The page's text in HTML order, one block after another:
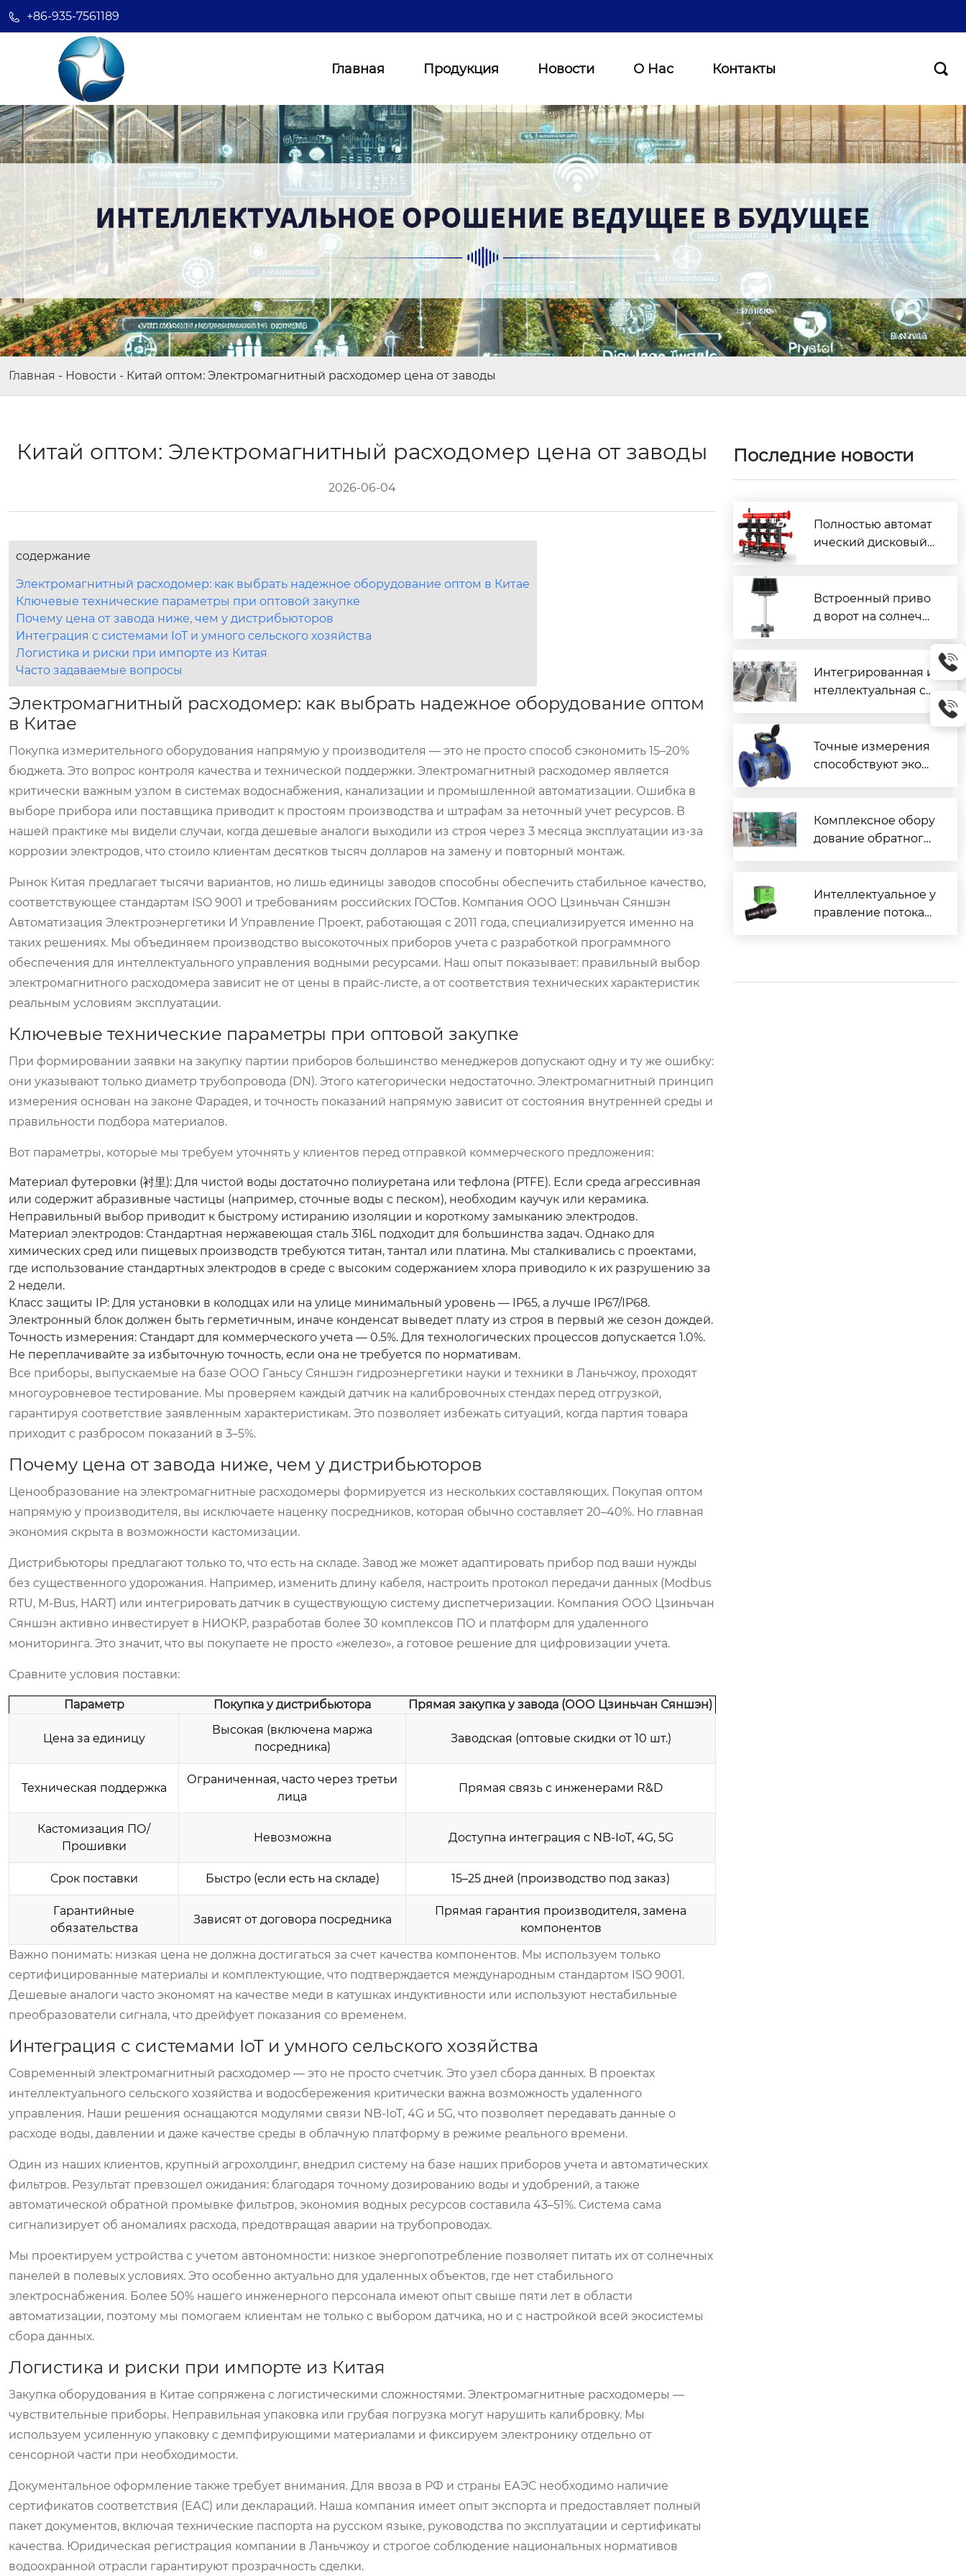
+86-935-7561189
Главная Продукция Новости О Нас Контакты 
Главная - Новости - Китай оптом: Электромагнитный расходомер цена от заводы
Китай оптом: Электромагнитный расходомер цена от заводы
2026-06-04
содержание
Электромагнитный расходомер: как выбрать надежное оборудование оптом в Китае
Ключевые технические параметры при оптовой закупке
Почему цена от завода ниже, чем у дистрибьюторов
Интеграция с системами IoT и умного сельского хозяйства
Логистика и риски при импорте из Китая
Часто задаваемые вопросы
Электромагнитный расходомер: как выбрать надежное оборудование оптом
в Китае
Покупка измерительного оборудования напрямую у производителя — это не просто способ сэкономить 15–20%
бюджета. Это вопрос контроля качества и технической поддержки. Электромагнитный расходомер является
критически важным узлом в системах водоснабжения, канализации и промышленной автоматизации. Ошибка в
выборе прибора или поставщика приводит к простоям производства и штрафам за неточный учет ресурсов. В
нашей практике мы видели случаи, когда дешевые аналоги выходили из строя через 3 месяца эксплуатации из-за
коррозии электродов, что стоило клиентам десятков тысяч долларов на замену и повторный монтаж.
Рынок Китая предлагает тысячи вариантов, но лишь единицы заводов способны обеспечить стабильное качество,
соответствующее стандартам ISO 9001 и требованиям российских ГОСТов. Компания ООО Цзиньчан Сяншэн
Автоматизация Электроэнергетики И Управление Проект, работающая с 2011 года, специализируется именно на
таких решениях. Мы объединяем производство высокоточных приборов учета с разработкой программного
обеспечения для интеллектуального управления водными ресурсами. Наш опыт показывает: правильный выбор
электромагнитного расходомера зависит не от цены в прайс-листе, а от соответствия технических характеристик
реальным условиям эксплуатации.
Ключевые технические параметры при оптовой закупке
При формировании заявки на закупку партии приборов большинство менеджеров допускают одну и ту же ошибку:
они указывают только диаметр трубопровода (DN). Этого категорически недостаточно. Электромагнитный принцип
измерения основан на законе Фарадея, и точность показаний напрямую зависит от состояния внутренней среды и
правильности подбора материалов.
Вот параметры, которые мы требуем уточнять у клиентов перед отправкой коммерческого предложения:
Материал футеровки (衬里): Для чистой воды достаточно полиуретана или тефлона (PTFE). Если среда агрессивная
или содержит абразивные частицы (например, сточные воды с песком), необходим каучук или керамика.
Неправильный выбор приводит к быстрому истиранию изоляции и короткому замыканию электродов.
Материал электродов: Стандартная нержавеющая сталь 316L подходит для большинства задач. Однако для
химических сред или пищевых производств требуются титан, тантал или платина. Мы сталкивались с проектами,
где использование стандартных электродов в среде с высоким содержанием хлора приводило к их разрушению за
2 недели.
Класс защиты IP: Для установки в колодцах или на улице минимальный уровень — IP65, а лучше IP67/IP68.
Электронный блок должен быть герметичным, иначе конденсат выведет плату из строя в первый же сезон дождей.
Точность измерения: Стандарт для коммерческого учета — 0.5%. Для технологических процессов допускается 1.0%.
Не переплачивайте за избыточную точность, если она не требуется по нормативам.
Все приборы, выпускаемые на базе ООО Ганьсу Сяншэн гидроэнергетики науки и техники в Ланьчжоу, проходят
многоуровневое тестирование. Мы проверяем каждый датчик на калибровочных стендах перед отгрузкой,
гарантируя соответствие заявленным характеристикам. Это позволяет избежать ситуаций, когда партия товара
приходит с разбросом показаний в 3–5%.
Почему цена от завода ниже, чем у дистрибьюторов
Ценообразование на электромагнитные расходомеры формируется из нескольких составляющих. Покупая оптом
напрямую у производителя, вы исключаете наценку посредников, которая обычно составляет 20–40%. Но главная
экономия скрыта в возможности кастомизации.
Дистрибьюторы предлагают только то, что есть на складе. Завод же может адаптировать прибор под ваши нужды
без существенного удорожания. Например, изменить длину кабеля, настроить протокол передачи данных (Modbus
RTU, M-Bus, HART) или интегрировать датчик в существующую систему диспетчеризации. Компания ООО Цзиньчан
Сяншэн активно инвестирует в НИОКР, разработав более 30 комплексов ПО и платформ для удаленного
мониторинга. Это значит, что вы покупаете не просто «железо», а готовое решение для цифровизации учета.
Сравните условия поставки:
Параметр Покупка у дистрибьютора Прямая закупка у завода (ООО Цзиньчан Сяншэн)
Цена за единицу
Высокая (включена маржа
посредника)
Заводская (оптовые скидки от 10 шт.)
Техническая поддержка
Ограниченная, часто через третьи
лица
Прямая связь с инженерами R&D
Кастомизация ПО/
Прошивки
Невозможна Доступна интеграция с NB-IoT, 4G, 5G
Срок поставки Быстро (если есть на складе) 15–25 дней (производство под заказ)
Гарантийные
обязательства
Зависят от договора посредника
Прямая гарантия производителя, замена
компонентов
Важно понимать: низкая цена не должна достигаться за счет качества компонентов. Мы используем только
сертифицированные материалы и комплектующие, что подтверждается международным стандартом ISO 9001.
Дешевые аналоги часто экономят на качестве меди в катушках индуктивности или используют нестабильные
преобразователи сигнала, что дрейфует показания со временем.
Интеграция с системами IoT и умного сельского хозяйства
Современный электромагнитный расходомер — это не просто счетчик. Это узел сбора данных. В проектах
интеллектуального сельского хозяйства и водосбережения критически важна возможность удаленного
управления. Наши решения оснащаются модулями связи NB-IoT, 4G и 5G, что позволяет передавать данные о
расходе воды, давлении и даже качестве среды в облачную платформу в режиме реального времени.
Один из наших клиентов, крупный агрохолдинг, внедрил систему на базе наших приборов учета и автоматических
фильтров. Результат превзошел ожидания: благодаря точному дозированию воды и удобрений, а также
автоматической обратной промывке фильтров, экономия водных ресурсов составила 43–51%. Система сама
сигнализирует об аномалиях расхода, предотвращая аварии на трубопроводах.
Мы проектируем устройства с учетом автономности: низкое энергопотребление позволяет питать их от солнечных
панелей в полевых условиях. Это особенно актуально для удаленных объектов, где нет стабильного
электроснабжения. Более 50% нашего инженерного персонала имеют опыт свыше пяти лет в области
автоматизации, поэтому мы помогаем клиентам не только с выбором датчика, но и с настройкой всей экосистемы
сбора данных.
Логистика и риски при импорте из Китая
Закупка оборудования в Китае сопряжена с логистическими сложностями. Электромагнитные расходомеры —
чувствительные приборы. Неправильная упаковка или грубая погрузка могут нарушить калибровку. Мы
используем усиленную упаковку с демпфирующими материалами и фиксируем электронику отдельно от
сенсорной части при необходимости.
Документальное оформление также требует внимания. Для ввоза в РФ и страны ЕАЭС необходимо наличие
сертификатов соответствия (ЕАС) или деклараций. Наша компания имеет опыт экспорта и предоставляет полный
пакет документов, включая технические паспорта на русском языке, руководства по эксплуатации и сертификаты
качества. Юридическая регистрация компании в Ланьчжоу и строгое соблюдение национальных нормативов
водоохранной отрасли гарантируют прозрачность сделки.
Последние новости
Полностью автомат
ический дисковый
Встроенный приво
д ворот на солнечн
Интегрированная и
нтеллектуальная си
измерения шлюзов
ого затвора
Точные измерения
способствуют экон
фективные ультраз
вуковые расходоме
Комплексное обору
дование обратного
бережении и интел
лектуальной эксплу
Интеллектуальное у
правление потокам
эру в управлении с